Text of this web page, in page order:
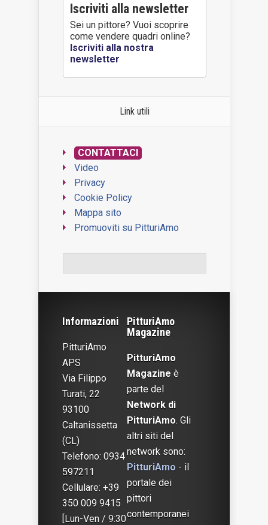
Iscriviti alla newsletter
Sei un pittore? Vuoi scoprire
come vendere quadri online?
Iscriviti alla nostra
newsletter
Link utili
CONTATTACI
Video
Privacy
Cookie Policy
Mappa sito
Promuoviti su PitturiAmo
Informazioni
PitturiAmo
APS
Via Filippo
Turati, 22
93100
Caltanissetta
(CL)
Telefono: 0934
597211
Cellulare: +39
350 009 9415
[Lun-Ven / 9:30
PitturiAmo
Magazine
PitturiAmo
Magazine è
parte del
Network di
PitturiAmo. Gli
altri siti del
network sono:
PitturiAmo - il
portale dei
pittori
contemporanei